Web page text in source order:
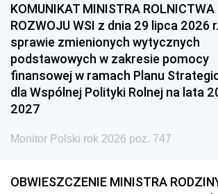
KOMUNIKAT MINISTRA ROLNICTWA
ROZWOJU WSI z dnia 29 lipca 2026
sprawie zmienionych wytycznych
podstawowych w zakresie pomocy
finansowej w ramach Planu
dla Wspólnej Polityki Rolnej na lata
2027
Monitor Polski rok 2026 poz. 747
OBWIESZCZENIE MINISTRA